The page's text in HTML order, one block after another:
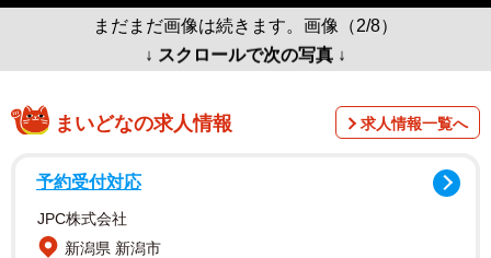
まだまだ画像は続きます。画像（2/8）
↓ スクロールで次の写真 ↓
まいどなの求人情報 求人情報一覧へ
予約受付対応
JPC株式会社
新潟県 新潟市